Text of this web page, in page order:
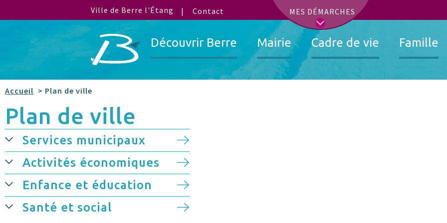
Ville de Berre l'Étang MES DÉMARCHES
Contact
Découvrir Berre Mairie Cadre de vie Famille
Accueil > Plan de ville
Plan de ville
Services municipaux
Activités économiques
Enfance et éducation
Santé et social